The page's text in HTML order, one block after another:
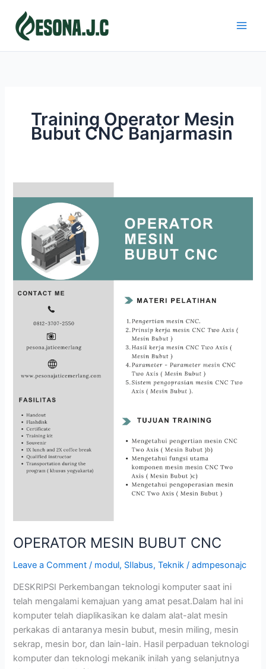
content
Training Operator Mesin
Bubut CNC Banjarmasin
OPERATOR MESIN BUBUT CNC
Leave a Comment / modul, SIlabus,Teknik /admpesonajc
DESKRIPSI Perkembangan teknologi komputer saat ini
telah mengalami kemajuan yang amat pesat.Dalam hal ini
komputer telah diaplikasikan ke dalam alat-alat mesin
perkakas di antaranya mesin bubut, mesin miling, mesin
sekrap, mesin bor, dan lain-lain. Hasil perpaduan teknologi
komputer dan teknologi mekanik inilah yang selanjutnya
BUBUT
CNC